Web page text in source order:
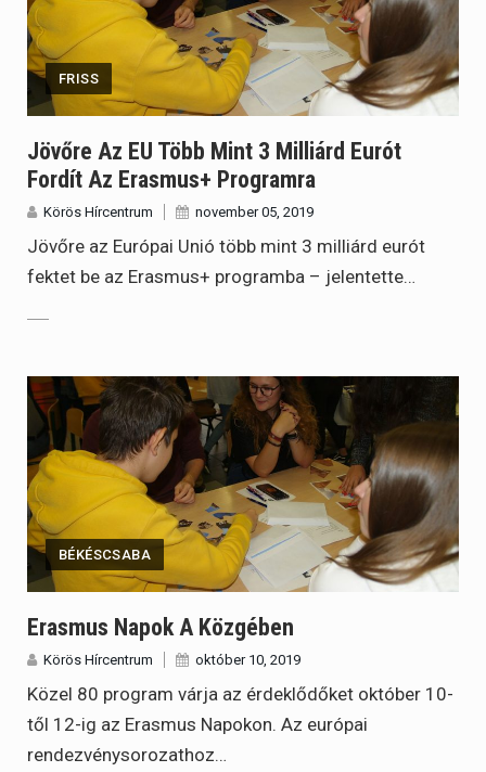
FRISS
Jövőre Az EU Több Mint 3 Milliárd Eurót
Fordít Az Erasmus+ Programra
Körös Hírcentrum november 05, 2019
Jövőre az Európai Unió több mint 3 milliárd eurót
fektet be az Erasmus+ programba – jelentette…
BÉKÉSCSABA
Erasmus Napok A Közgében
Körös Hírcentrum október 10, 2019
Közel 80 program várja az érdeklődőket október 10-
től 12-ig az Erasmus Napokon. Az európai
rendezvénysorozathoz…